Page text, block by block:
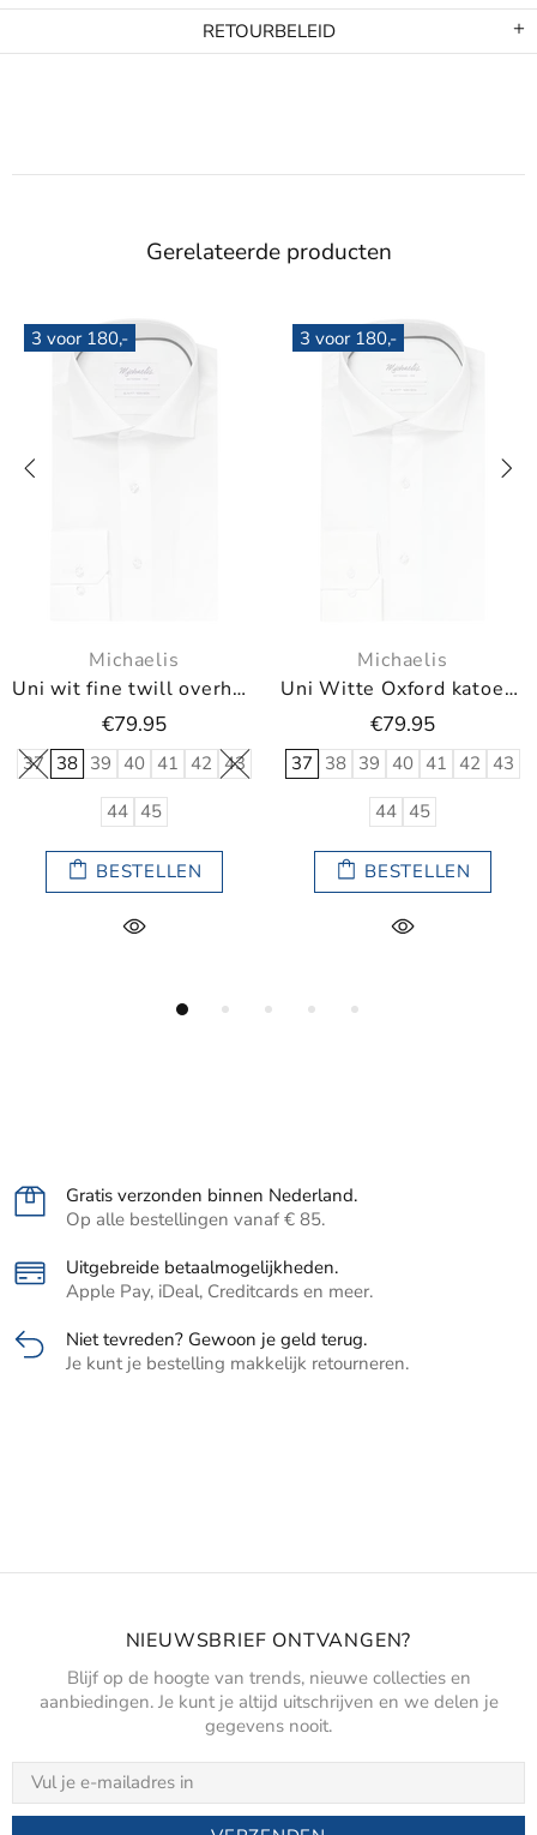
RETOURBELEID
Gerelateerde producten
Uni Witte Oxford katoenen overhemd
42 43
3 voor 180,-
Uni Blauw Oxford katoenen overhemd
37 38 39 40 42
43
BESTELLEN
3 voor 180,-
Uni blauw
37 38 39 40
Gratis verzonden binnen Nederland.
Op alle bestellingen vanaf € 85.
Uitgebreide betaalmogelijkheden.
Apple Pay, iDeal, Creditcards en meer.
Niet tevreden? Gewoon je geld terug.
Je kunt je bestelling makkelijk retourneren.
NIEUWSBRIEF ONTVANGEN?
Blijf op de hoogte van trends, nieuwe collecties en
aanbiedingen. Je kunt je altijd uitschrijven en we delen je
gegevens nooit.